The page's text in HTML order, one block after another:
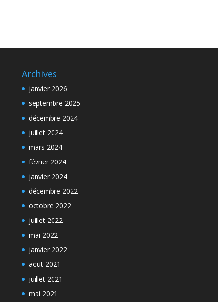
Archives
janvier 2026
septembre 2025
décembre 2024
juillet 2024
mars 2024
février 2024
janvier 2024
décembre 2022
octobre 2022
juillet 2022
mai 2022
janvier 2022
août 2021
juillet 2021
mai 2021